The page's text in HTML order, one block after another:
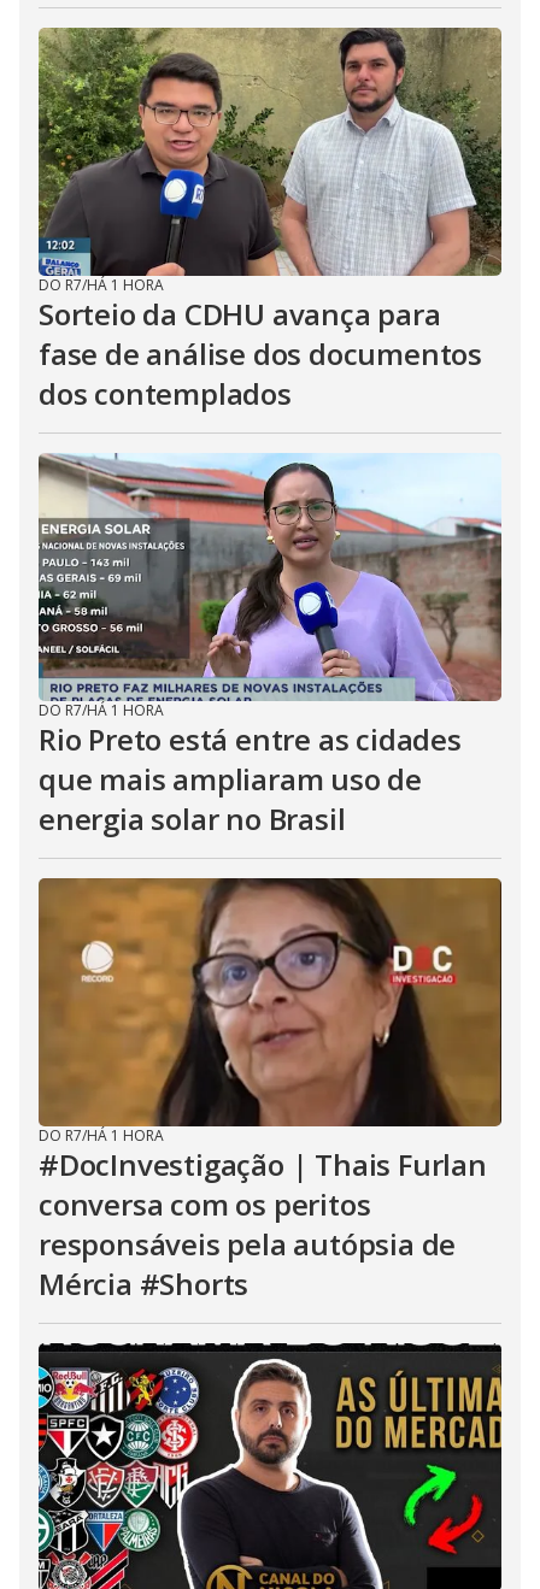
DO R7/HÁ 1 HORA
Sorteio da CDHU avança para
fase de análise dos documentos
dos contemplados
DO R7/HÁ 1 HORA
Rio Preto está entre as cidades
que mais ampliaram uso de
energia solar no Brasil
DO R7/HÁ 1 HORA
#DocInvestigação | Thais Furlan
conversa com os peritos
responsáveis pela autópsia de
Mércia #Shorts